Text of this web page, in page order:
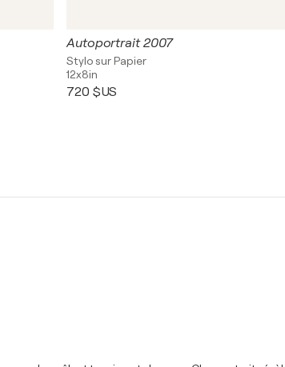
Autoportrait 2007
Stylo sur Papier
12x8in
720 $US